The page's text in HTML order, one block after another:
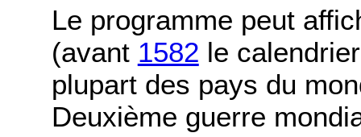
Le programme peut
(avant 1582 le
plupart des pays du
Deuxième guerre